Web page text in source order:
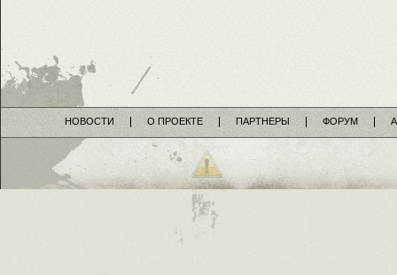
НОВОСТИ О ПРОЕКТЕ ПАРТНЕРЫ ФОРУМ